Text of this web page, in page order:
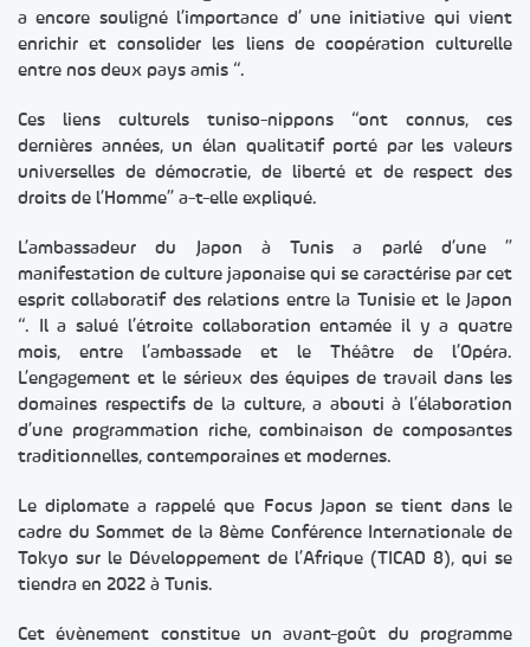
a encore souligné l’importance d’ une initiative qui vient
enrichir et consolider les liens de coopération culturelle
entre nos deux pays amis “.
Ces liens culturels tuniso-nippons “ont connus, ces
dernières années, un élan qualitatif porté par les valeurs
universelles de démocratie, de liberté et de respect des
droits de l’Homme” a-t-elle expliqué.
L’ambassadeur du Japon à Tunis a parlé d’une ”
manifestation de culture japonaise qui se caractérise par cet
esprit collaboratif des relations entre la Tunisie et le Japon
“. Il a salué l’étroite collaboration entamée il y a quatre
mois, entre l’ambassade et le Théâtre de l’Opéra.
L’engagement et le sérieux des équipes de travail dans les
domaines respectifs de la culture, a abouti à l’élaboration
d’une programmation riche, combinaison de composantes
traditionnelles, contemporaines et modernes.
Le diplomate a rappelé que Focus Japon se tient dans le
cadre du Sommet de la 8ème Conférence Internationale de
Tokyo sur le Développement de l’Afrique (TICAD 8), qui se
tiendra en 2022 à Tunis.
Cet évènement constitue un avant-goût du programme